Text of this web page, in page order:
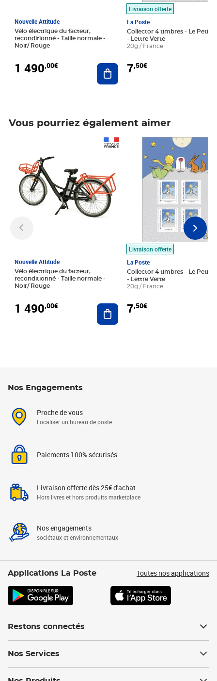
Nouvelle Attitude
Vélo électrique du facteur,
reconditionné - Taille normale -
Noir/ Rouge
1 490,00€ Ajouter au panier
Livraison offerte
La Poste
Collector 4 timbres - Le Petit
- Lettre Verte
20g / France
7,50€
Vous pourriez également aimer
Nouvelle Attitude
Vélo électrique du facteur,
reconditionné - Taille normale -
Noir/ Rouge
1 490,00€ Ajouter au panier
Livraison offerte
La Poste
Collector 4 timbres - Le Petit
- Lettre Verte
20g / France
7,50€
Prix 7,50€
Nos Engagements
Proche de vous
Localiser un bureau de poste
Paiements 100% sécurisés
Livraison offerte dès 25€ d'achat
Hors livres et hors produits marketplace
Nos engagements
sociétaux et environnementaux
Applications La Poste Toutes nos applications
Restons connectés
Nos Services